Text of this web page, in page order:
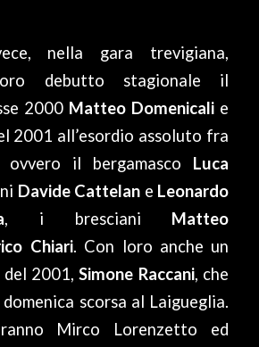
nella gara trevigiana,
debutto stagionale il
2000 Matteo Domenicali e
2001 all’esordio assoluto fra
il bergamasco Luca
Davide Cattelan e Leonardo
, i bresciani Matteo
Chiari. Con loro anche un
del 2001,Simone Raccani, che
scorsa al Laigueglia.
Mirco Lorenzetto ed